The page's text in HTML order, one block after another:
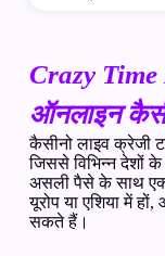
Crazy Time
ऑनलाइन
कैसीनो लाइव क्रेजी
जिससे विभिन्न देशों
असली पैसे के साथ
यूरोप या एशिया में
सकते हैं।